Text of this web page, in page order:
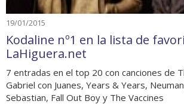
19/01/2015
Kodaline nº1 en la lista de
LaHiguera.net
7 entradas en el top 20 con canciones de
Gabriel con Juanes, Years & Years,
Sebastian, Fall Out Boy y The Vaccines